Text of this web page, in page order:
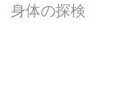
身体の探検